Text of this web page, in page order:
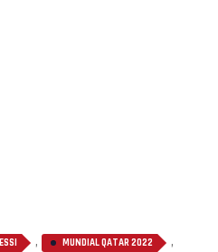
, MUNDIAL QATAR 2022 ,